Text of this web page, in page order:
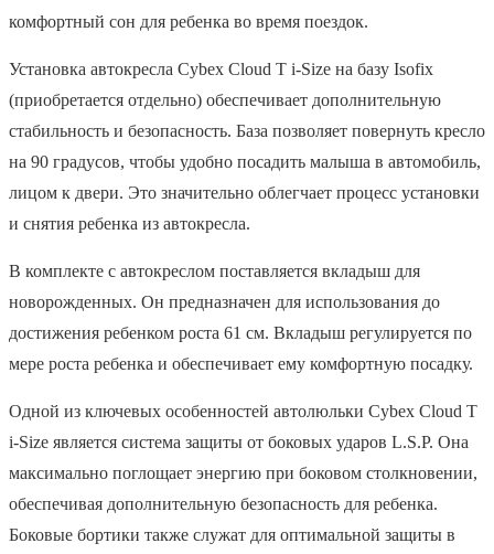
комфортный сон для ребенка во время поездок.
Установка автокресла Cybex Cloud T i-Size на базу Isofix
(приобретается отдельно) обеспечивает дополнительную
стабильность и безопасность. База позволяет повернуть кресло
на 90 градусов, чтобы удобно посадить малыша в автомобиль,
лицом к двери. Это значительно облегчает процесс установки
и снятия ребенка из автокресла.
В комплекте с автокреслом поставляется вкладыш для
новорожденных. Он предназначен для использования до
достижения ребенком роста 61 см. Вкладыш регулируется по
мере роста ребенка и обеспечивает ему комфортную посадку.
Одной из ключевых особенностей автолюльки Cybex Cloud T
i-Size является система защиты от боковых ударов L.S.P. Она
максимально поглощает энергию при боковом столкновении,
обеспечивая дополнительную безопасность для ребенка.
Боковые бортики также служат для оптимальной защиты в